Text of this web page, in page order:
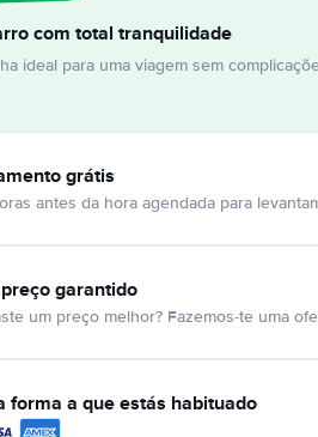
com total tranquilidade
ideal para uma viagem sem
grátis
antes da hora agendada para
garantido
um preço melhor? Fazemos-te uma
forma a que estás habituado